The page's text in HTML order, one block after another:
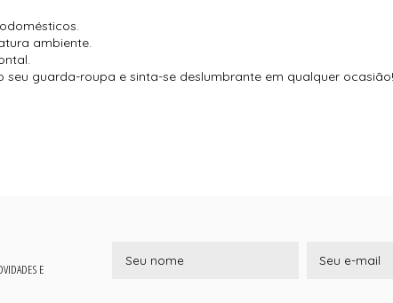
ambiente.
seu guarda-roupa e sinta-se deslumbrante em qualquer
E